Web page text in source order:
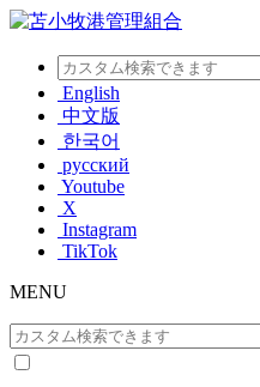
English
中文版
한국어
русский
Youtube
X
Instagram
TikTok
MENU